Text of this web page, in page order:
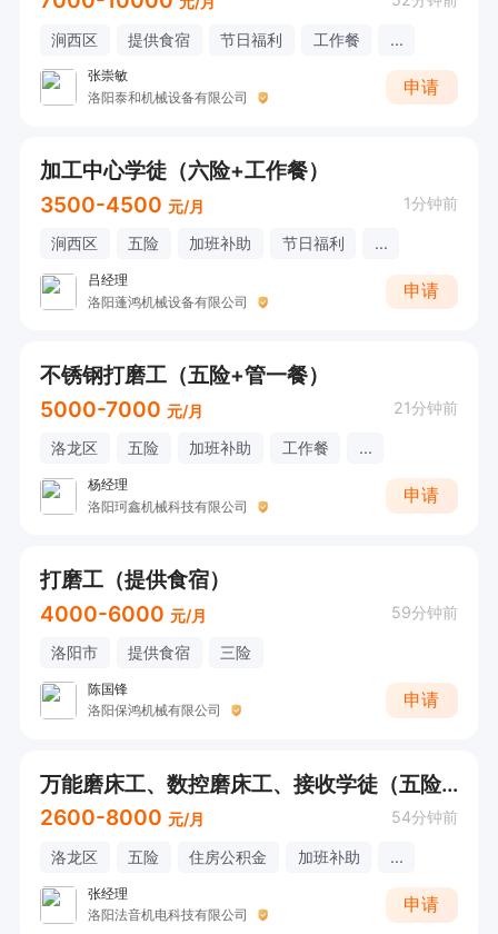
涧西区 提供食宿 节日福利 工作餐 ...
张崇敏
洛阳泰和机械设备有限公司
申请
加工中心学徒（六险+工作餐）
3500-4500 元/月 1分钟前
涧西区 五险 加班补助 节日福利 ...
吕经理
洛阳蓬鸿机械设备有限公司
申请
不锈钢打磨工（五险+管一餐）
5000-7000 元/月 21分钟前
洛龙区 五险 加班补助 工作餐 ...
杨经理
洛阳珂鑫机械科技有限公司
申请
打磨工（提供食宿）
4000-6000 元/月 59分钟前
洛阳市 提供食宿 三险
陈国锋
洛阳保鸿机械有限公司
申请
万能磨床工、数控磨床工、接收学徒（五险一金+工作餐+福利）
2600-8000 元/月 54分钟前
洛龙区 五险 住房公积金 加班补助 ...
张经理
洛阳法音机电科技有限公司
申请